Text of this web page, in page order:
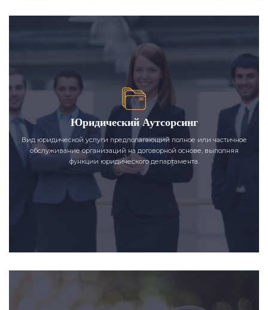
Юридический Аутсорсинг
Вид юридической услуги предполагающий полное или частичное
обслуживание организаций на договорной основе, выполняя
функции юридического департамента.